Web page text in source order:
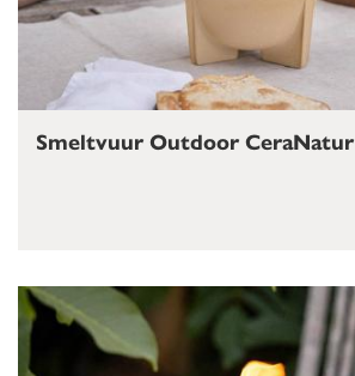
Smeltvuur Outdoor CeraNatur